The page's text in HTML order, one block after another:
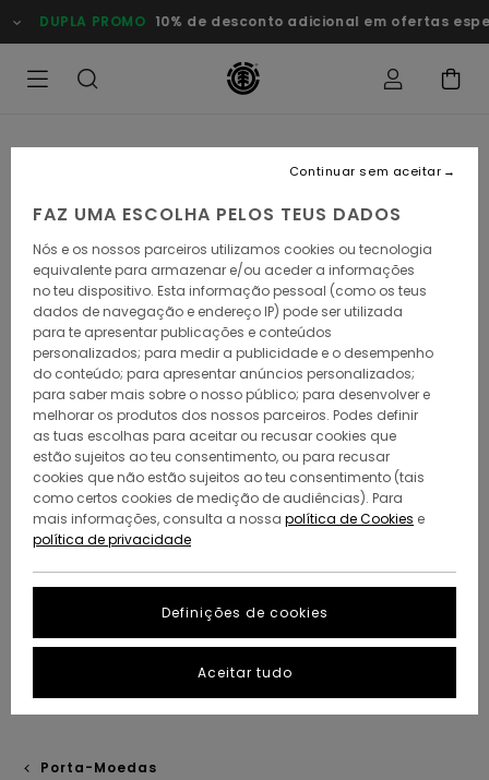
para
a
DUPLA PROMO 10% de desconto adicional em ofertas
Porta-Moedas
FAZ UMA ESCOLHA PELOS TEUS DADOS
Nós e os nossos parceiros utilizamos cookies ou tecnologia
equivalente para armazenar e/ou aceder a informações
no teu dispositivo. Esta informação pessoal (como os teus
dados de navegação e endereço IP) pode ser utilizada
para te apresentar publicações e conteúdos
personalizados; para medir a publicidade e o desempenho
do conteúdo; para apresentar anúncios personalizados;
para saber mais sobre o nosso público; para desenvolver e
melhorar os produtos dos nossos parceiros. Podes definir
as tuas escolhas para aceitar ou recusar cookies que
estão sujeitos ao teu consentimento, ou para recusar
cookies que não estão sujeitos ao teu consentimento (tais
como certos cookies de medição de audiências). Para
mais informações, consulta a nossa política de Cookies e
política de privacidade
Definições de cookies
Continuar sem aceitar
Aceitar tudo